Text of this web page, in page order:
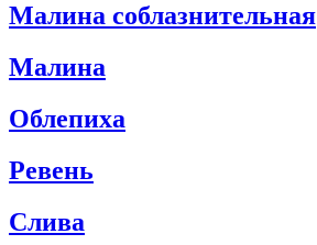
Mалина соблазнительная
Mалина
Облепиха
Ревень
Слива